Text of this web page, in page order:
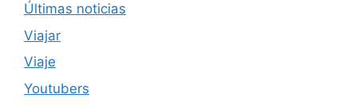
Últimas noticias
Viajar
Viaje
Youtubers